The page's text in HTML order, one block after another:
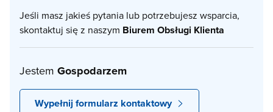
Jeśli masz jakieś pytania lub potrzebujesz wsparcia,
skontaktuj się z naszym Biurem Obsługi Klienta
Jestem Gospodarzem
Wypełnij formularz kontaktowy